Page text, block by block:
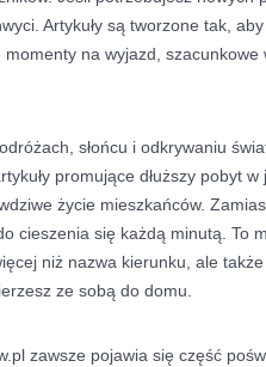
Artykuły są tworzone tak,
na wyjazd,
słońcu i odkrywaniu
promujące dłuższy pobyt
życie mieszkańców.
cieszenia się każdą minutą. To
niż nazwa kierunku, ale
ze sobą do domu.
zawsze pojawia się część